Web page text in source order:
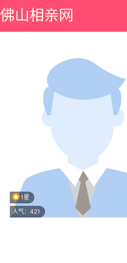
佛山相亲网
1星
人气：421